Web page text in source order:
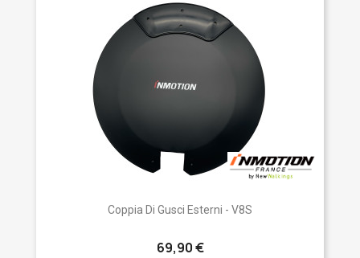
Coppia Di Gusci Esterni - V8S
69,90 €